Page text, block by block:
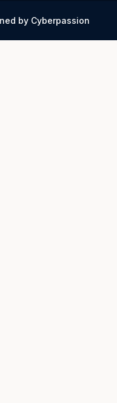
by Cyberpassion